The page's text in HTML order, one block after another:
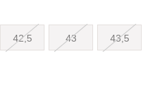
42,5 43 43,5